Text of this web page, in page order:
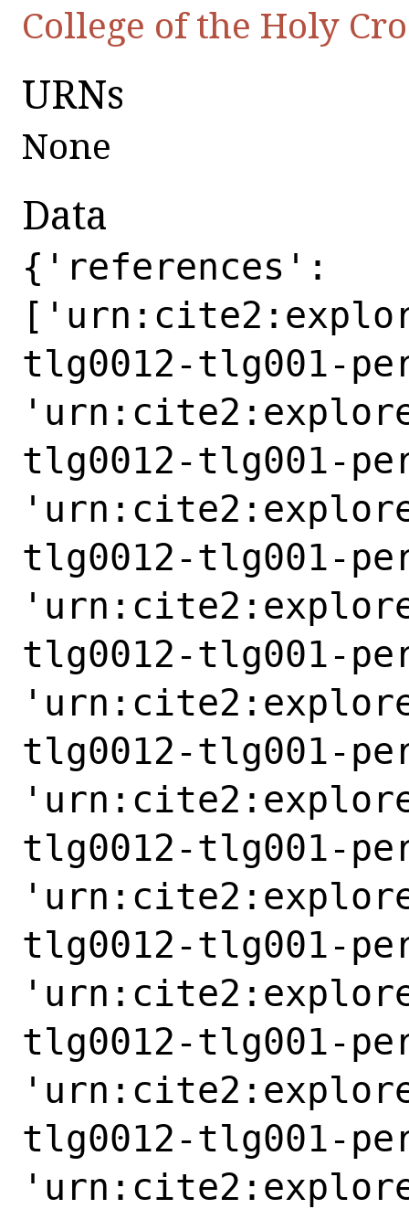
College of the Holy
URNs
None
Data
{'references':
tlg0012-tlg001-
tlg0012-tlg001-
tlg0012-tlg001-
tlg0012-tlg001-
tlg0012-tlg001-
tlg0012-tlg001-
tlg0012-tlg001-
tlg0012-tlg001-
tlg0012-tlg001-